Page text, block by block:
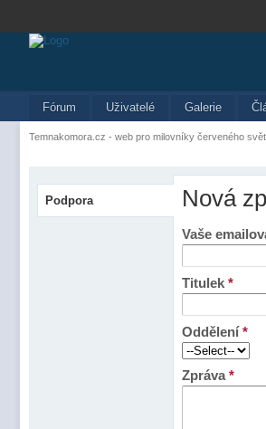
Fórum Uživatelé Galerie
Temnakomora.cz - web pro milovníky červeného
Podpora Nová
Vaše
Titulek *
Oddělení*
Zpráva*